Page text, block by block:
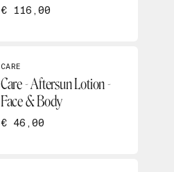
€ 116,00
CARE
Care - Aftersun Lotion -
Face & Body
€ 46,00